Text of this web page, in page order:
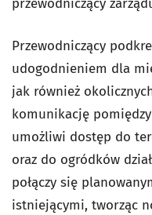
przewodniczący
Przewodniczący
udogodnieniem dla
jak również
komunikację
umożliwi dostęp do
oraz do ogródków
połączy się
istniejącymi, tworząc